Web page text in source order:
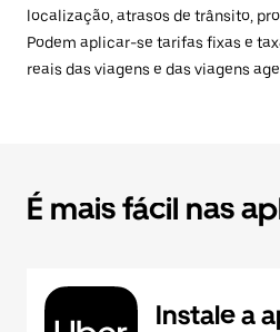
localização, atrasos de trânsito,
Podem aplicar-se tarifas fixas e
reais das viagens e das viagens
É mais fácil nas
Instale a